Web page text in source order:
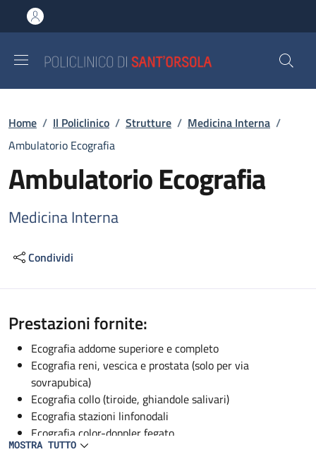
al contenuto principale
to footer content
Briciole di pane
Home / Il Policlinico / Strutture / Medicina Interna /
Ambulatorio Ecografia
Ambulatorio Ecografia
Medicina Interna
Condividi
Descrizione
Prestazioni fornite:
Ecografia addome superiore e completo
Ecografia reni, vescica e prostata (solo per via
sovrapubica)
Ecografia collo (tiroide, ghiandole salivari)
Ecografia stazioni linfonodali
Ecografia color-doppler fegato
Ecografia color Doppler vascolare (solo per pazienti
MOSTRA TUTTO